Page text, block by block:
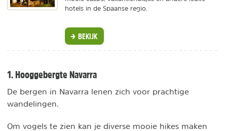
hotels in de Spaanse regio.
BEKIJK
1. Hooggebergte Navarra
De bergen in Navarra lenen zich voor prachtige
wandelingen.
Om vogels te zien kan je diverse mooie hikes maken